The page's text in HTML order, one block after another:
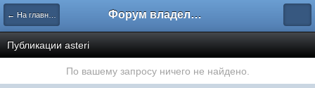
← На главную Форум владельцев интернет-магазинов
Публикации asteri
По вашему запросу ничего не найдено.